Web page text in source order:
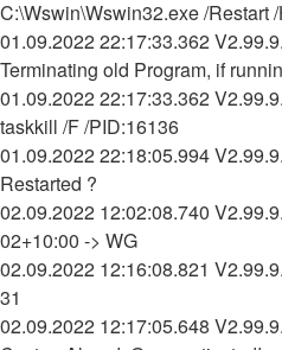
C:\Wswin\Wswin32.exe /Restart
01.09.2022 22:17:33.362
Terminating old Program, if
01.09.2022 22:17:33.362
taskkill /F /PID:16136
01.09.2022 22:18:05.994
Restarted ?
02.09.2022 12:02:08.740
02+10:00 -> WG
02.09.2022 12:16:08.821
31
02.09.2022 12:17:05.648